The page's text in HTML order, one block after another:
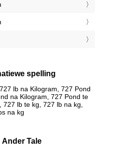
spelling
lb na Kilogram, 727 Pond
na Kilogram, 727 Pond te
727 lb te kg, 727 lb na kg,
na kg
Ander Tale